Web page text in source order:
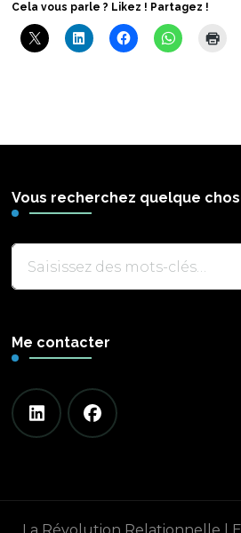
Cela vous parle ? Likez ! Partagez !
Vous recherchez quelque
recherchiez
?
Me contacter